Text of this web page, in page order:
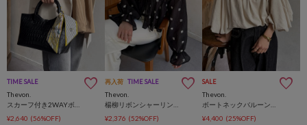
TIME SALE
Thevon.
¥2,640 (56%OFF)
再入荷 TIME SALE
Thevon.
¥2,376 (52%OFF)
SALE
Thevon.
¥4,400 (25%OFF)